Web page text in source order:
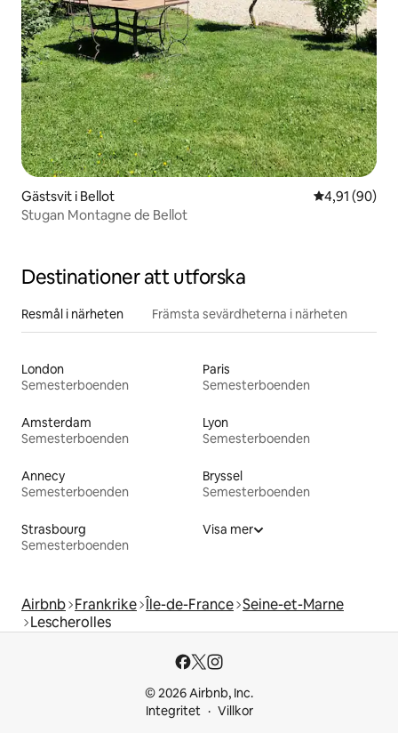
Gästsvit i Bellot 4,91 av 5 i
4,91 (90)
Stugan Montagne de Bellot
Destinationer att utforska
Resmål i närheten Främsta sevärdheterna i närheten
London
Semesterboenden
Paris
Semesterboenden
Amsterdam
Semesterboenden
Lyon
Semesterboenden
Annecy
Semesterboenden
Bryssel
Semesterboenden
Strasbourg
Semesterboenden
Visa mer
Airbnb Frankrike Île-de-France Seine-et-Marne
Lescherolles
© 2026 Airbnb, Inc.
Integritet
Villkor